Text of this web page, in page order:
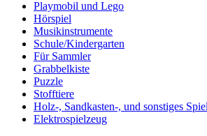
Playmobil und Lego
Hörspiel
Musikinstrumente
Schule/Kindergarten
Für Sammler
Grabbelkiste
Puzzle
Stofftiere
Holz-, Sandkasten-, und sonstiges
Elektrospielzeug